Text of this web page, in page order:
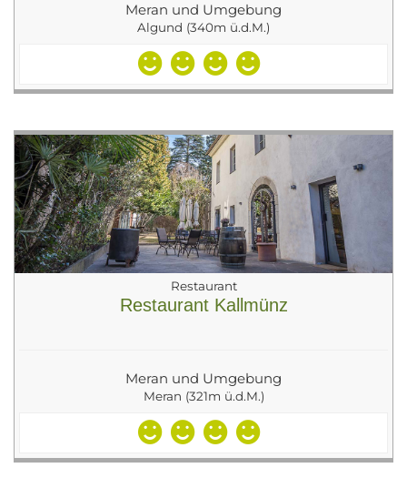
Meran und Umgebung
Algund (340m ü.d.M.)
Restaurant
Restaurant Kallmünz
Meran und Umgebung
Meran (321m ü.d.M.)